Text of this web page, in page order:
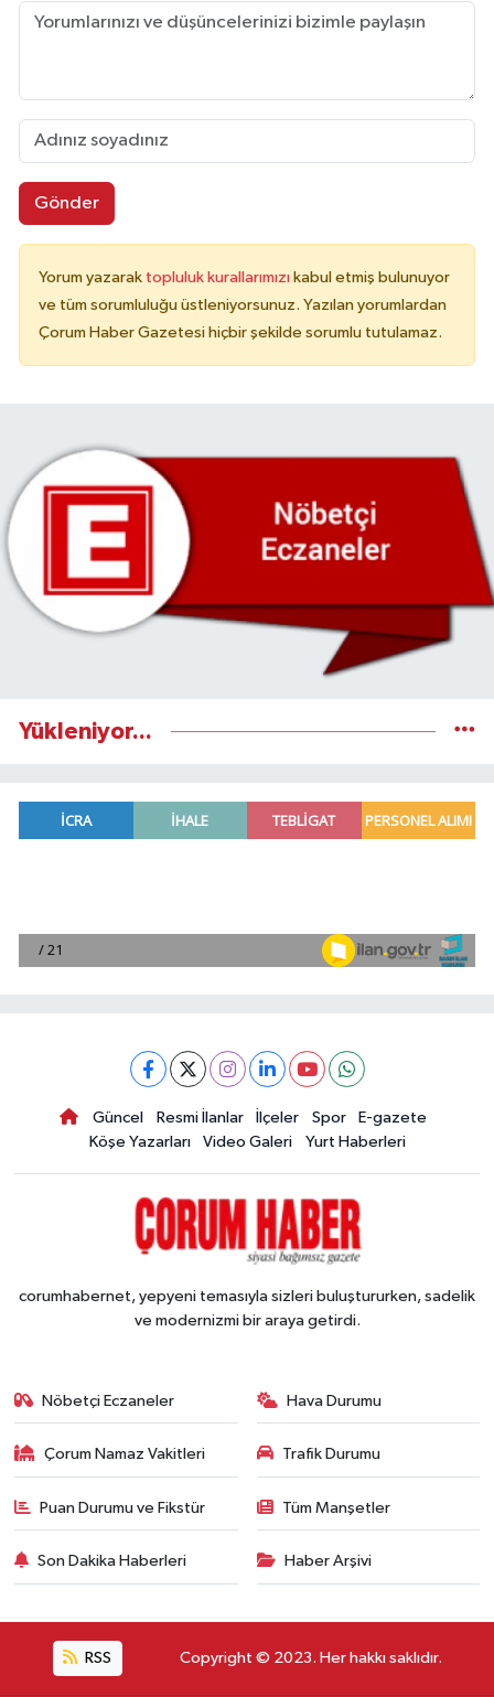
Gönder
Yorum yazarak topluluk kurallarımızı kabul etmiş bulunuyor
ve tüm sorumluluğu üstleniyorsunuz. Yazılan yorumlardan
Çorum Haber Gazetesi hiçbir şekilde sorumlu tutulamaz.
Yükleniyor...
Güncel Resmi İlanlar İlçeler Spor
E-gazete
Köşe Yazarları
Video Galeri Yurt Haberleri
corumhabernet, yepyeni temasıyla sizleri buluştururken, sadelik
ve modernizmi bir araya getirdi.
Nöbetçi Eczaneler Hava Durumu
Çorum Namaz Vakitleri Trafik Durumu
Puan Durumu ve Fikstür Tüm Manşetler
Son Dakika Haberleri Haber Arşivi
RSS Copyright © 2023. Her hakkı saklıdır.